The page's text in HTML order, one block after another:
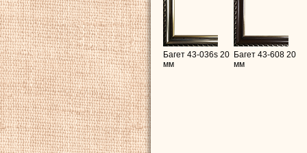
Багет 43-036s 20
мм
Багет 43-608 20
мм